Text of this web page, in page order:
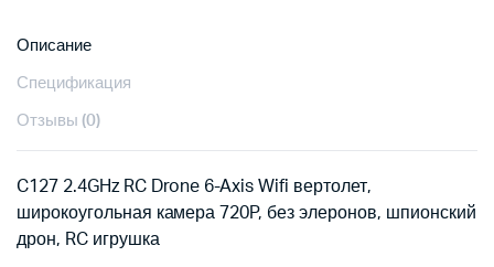
Описание
Спецификация
Отзывы (0)
C127 2.4GHz RC Drone 6-Axis Wifi вертолет,
широкоугольная камера 720P, без элеронов, шпионский
дрон, RC игрушка